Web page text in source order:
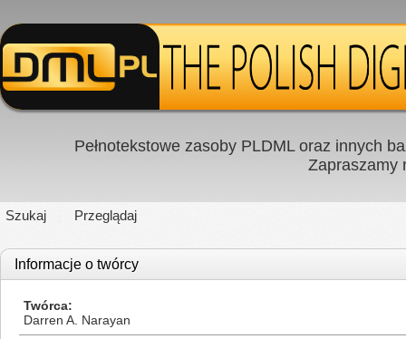
Pełnotekstowe zasoby PLDML oraz innych
Zapraszamy
Szukaj Przeglądaj
Informacje o twórcy
Twórca
Darren A. Narayan